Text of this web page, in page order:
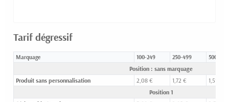
Tarif dégressif
Marquage 100-249 250-499 500-999
Position : sans marquage
Produit sans personnalisation
2,08 € 1,72 €
1,51 €
Position 1